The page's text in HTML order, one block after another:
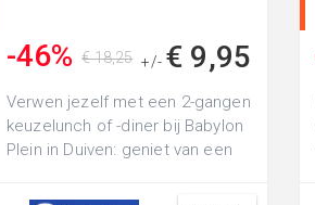
-46% +/- € 9,95
€ 18,25
Verwen jezelf met een 2-gangen
keuzelunch of -diner bij Babylon
Plein in Duiven: geniet van een